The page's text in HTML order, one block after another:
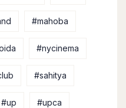
#mahoba
#nycinema
#sahitya
#up #upca